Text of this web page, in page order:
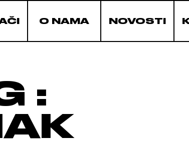
O NAMA NOVOSTI
: